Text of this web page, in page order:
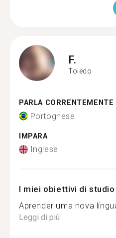
F.
Toledo
PARLA CORRENTEMENTE
Portoghese
IMPARA
Inglese
I miei obiettivi di studio
Aprender uma nova
Leggi di più